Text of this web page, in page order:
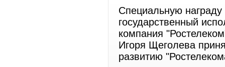
Специальную
государственный
компания
Игоря Щеголева
развитию